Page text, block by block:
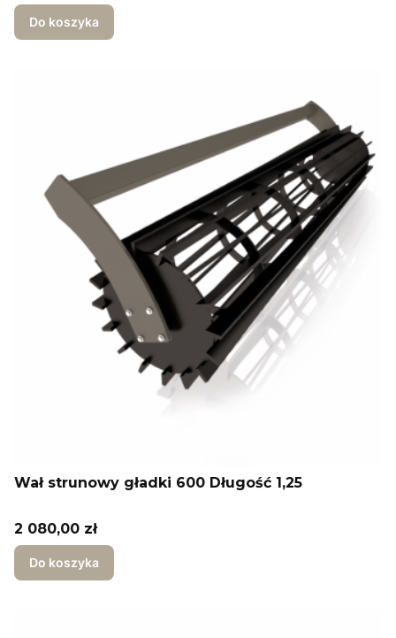
Do koszyka
Wał strunowy gładki 600 Długość 1,25
Cena
2 080,00 zł
Do koszyka